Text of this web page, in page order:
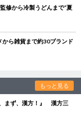
修から冷製うどんまで“夏
ら雑貨まで約30ブランド
もっと見る
まず、漢方！』 漢方三